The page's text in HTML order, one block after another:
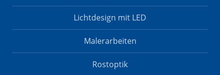
Lichtdesign mit LED
Malerarbeiten
Rostoptik